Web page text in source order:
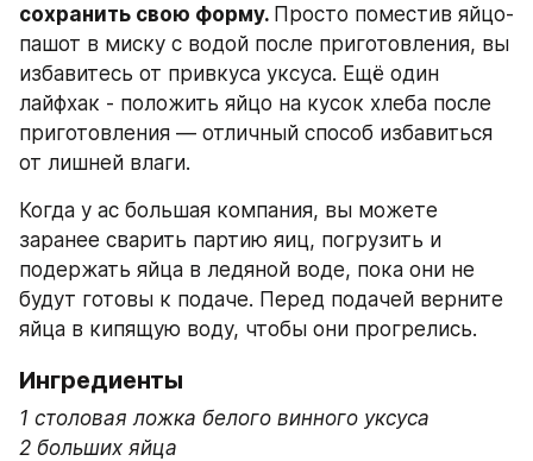
сохранить свою форму. Просто поместив яйцо-
пашот в миску с водой после приготовления, вы
избавитесь от привкуса уксуса. Ещё один
лайфхак - положить яйцо на кусок хлеба после
приготовления — отличный способ избавиться
от лишней влаги.
Когда у ас большая компания, вы можете
заранее сварить партию яиц, погрузить и
подержать яйца в ледяной воде, пока они не
будут готовы к подаче. Перед подачей верните
яйца в кипящую воду, чтобы они прогрелись.
Ингредиенты
1 столовая ложка белого винного уксуса
2 больших яйца